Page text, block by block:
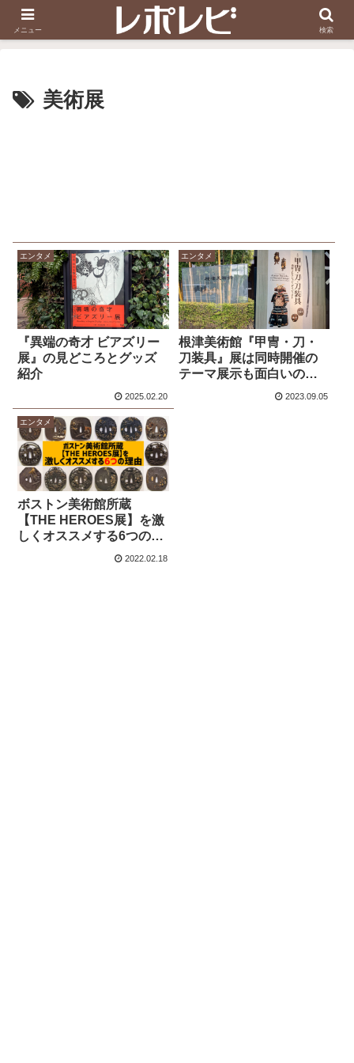
スヌーピー刺しゅう ダイソー知恵の輪
美術展
エンタメ
『異端の奇才 ビアズリー
展』の見どころとグッズ
紹介
2025.02.20
エンタメ
根津美術館『甲冑・刀・
刀装具』展は同時開催の
テーマ展示も面白いので
見どころをまとめて紹介
2023.09.05
エンタメ
ボストン美術館所蔵
【THE HEROES展】を激
しくオススメする6つの理
2022.02.18
メニュー 検索